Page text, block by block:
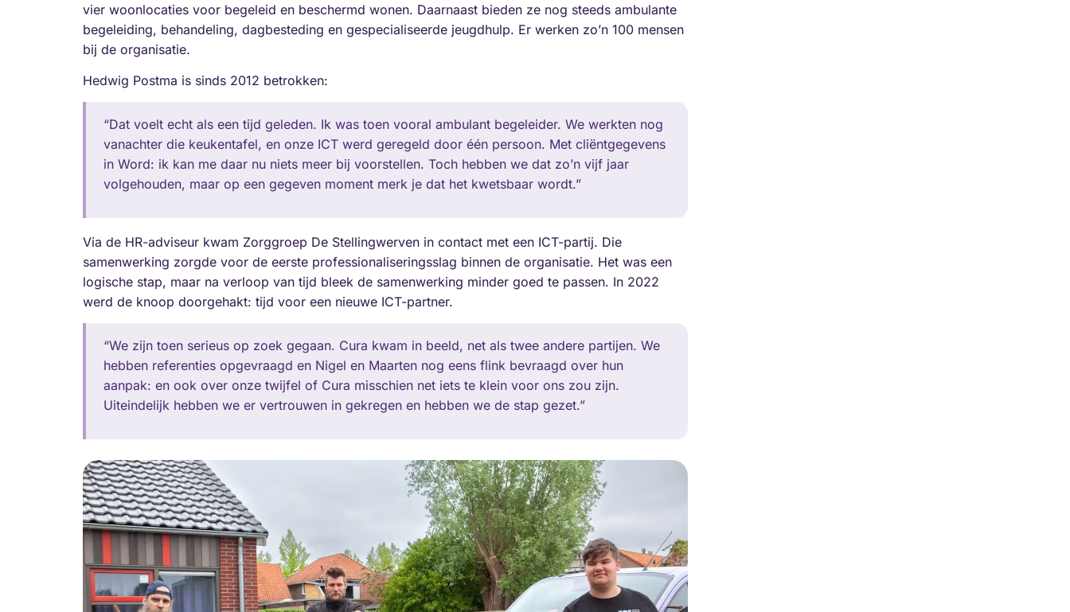
vier woonlocaties voor begeleid en beschermd wonen. Daarnaast bieden ze nog steeds ambulante
begeleiding, behandeling, dagbesteding en gespecialiseerde jeugdhulp. Er werken zo’n 100 mensen
bij de organisatie.
Hedwig Postma is sinds 2012 betrokken:
“Dat voelt echt als een tijd geleden. Ik was toen vooral ambulant begeleider. We werkten nog
vanachter die keukentafel, en onze ICT werd geregeld door één persoon. Met cliëntgegevens
in Word: ik kan me daar nu niets meer bij voorstellen. Toch hebben we dat zo’n vijf jaar
volgehouden, maar op een gegeven moment merk je dat het kwetsbaar wordt.”
Via de HR-adviseur kwam Zorggroep De Stellingwerven in contact met een ICT-partij. Die
samenwerking zorgde voor de eerste professionaliseringsslag binnen de organisatie. Het was een
logische stap, maar na verloop van tijd bleek de samenwerking minder goed te passen. In 2022
werd de knoop doorgehakt: tijd voor een nieuwe ICT-partner.
“We zijn toen serieus op zoek gegaan. Cura kwam in beeld, net als twee andere partijen. We
hebben referenties opgevraagd en Nigel en Maarten nog eens flink bevraagd over hun
aanpak: en ook over onze twijfel of Cura misschien net iets te klein voor ons zou zijn.
Uiteindelijk hebben we er vertrouwen in gekregen en hebben we de stap gezet.”